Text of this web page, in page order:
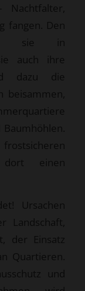
Nachtfalter,
fangen. Den
sie in
auch ihre
dazu die
beisammen,
dort einen
Ursachen
Landschaft,
der Einsatz
Quartieren.
und